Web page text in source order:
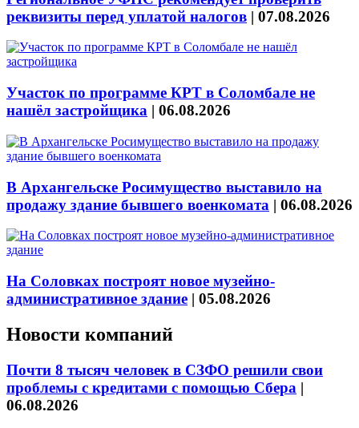
реквизиты перед уплатой налогов | 07.08.2026
Участок по программе КРТ в Соломбале не
нашёл застройщика | 06.08.2026
В Архангельске Росимущество выставило на
продажу здание бывшего военкомата | 06.08.2026
На Соловках построят новое музейно-
административное здание | 05.08.2026
Новости компаний
Почти 8 тысяч человек в СЗФО решили свои
проблемы с кредитами с помощью Сбера |
06.08.2026